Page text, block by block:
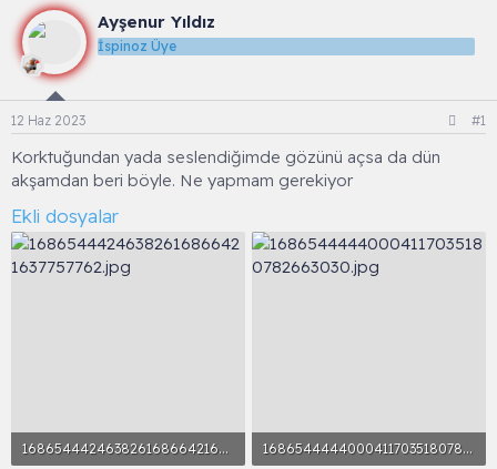
n
b
u
y
a
a
t
a
n
l
a
ç
r
i
Ayşenur Yıldız
İspinoz Üye
12 Haz 2023 #1
Korktuğundan yada seslendiğimde gözünü açsa da dün
akşamdan beri böyle. Ne yapmam gerekiyor
Ekli dosyalar
16865444246382616866421637757762.jpg
16865444440004117035180782663030.jpg